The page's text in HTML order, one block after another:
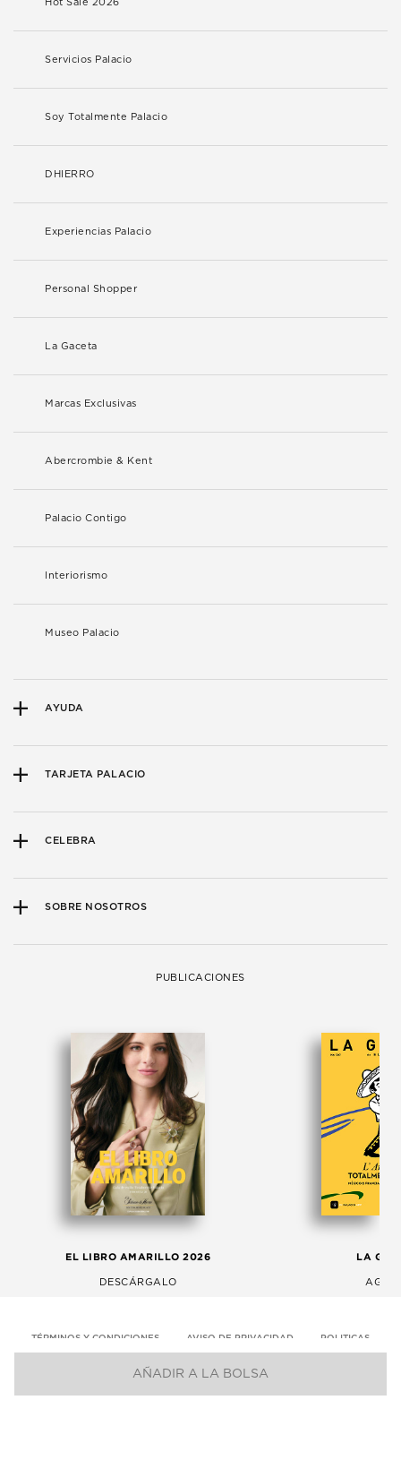
AÑADIR A LA BOLSA
Hot Sale 2026
Servicios Palacio
Soy Totalmente Palacio
DHIERRO
Experiencias Palacio
Personal Shopper
La Gaceta
Marcas Exclusivas
Abercrombie & Kent
Palacio Contigo
Interiorismo
Museo Palacio
AYUDA
TARJETA PALACIO
CELEBRA
SOBRE NOSOTROS
PUBLICACIONES
EL LIBRO AMARILLO 2026
DESCÁRGALO
LA
TÉRMINOS Y CONDICIONES AVISO DE PRIVACIDAD POLITICAS